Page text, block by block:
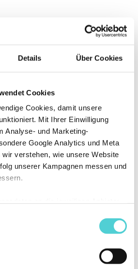
Details Über Cookies
Cookies
Cookies, damit unsere
Mit Ihrer Einwilligung
Analyse- und Marketing-
Google Analytics und Meta
verstehen, wie unsere Website
unserer Kampagnen messen und
Kategorien Sie zustimmen
können Sie jederzeit ändern oder
Fremdkörper-, Druckgefühl
sind?
geworden ist?
(falls vorhanden) weniger